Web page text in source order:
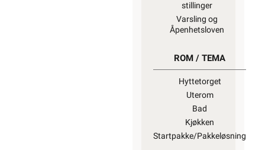
stillinger
Varsling og
Åpenhetsloven
ROM / TEMA
Hyttetorget
Uterom
Bad
Kjøkken
Startpakke/Pakkeløsning